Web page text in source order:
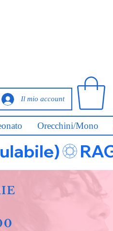
Il mio account
Orecchini/Mono